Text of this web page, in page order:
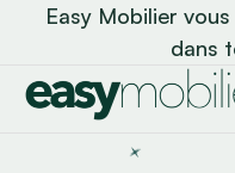
Easy Mobilier
dans